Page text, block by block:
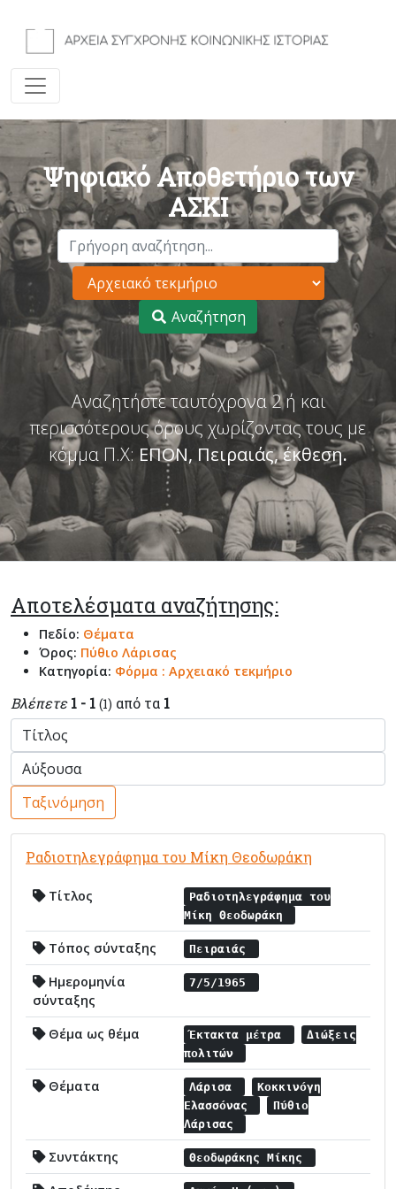
Ψηφιακό Αποθετήριο των
ΑΣΚΙ
Αναζήτηση
Αναζητήστε ταυτόχρονα 2 ή και
περισσότερους όρους χωρίζοντας τους με
κόμμα Π.Χ: ΕΠΟΝ, Πειραιάς, έκθεση.
Αποτελέσματα αναζήτησης:
Πεδίο: Θέματα
Όρος: Πύθιο Λάρισας
Κατηγορία: Φόρμα : Αρχειακό τεκμήριο
Βλέπετε 1 - 1 (1) από τα 1
Ταξινόμηση
Ραδιοτηλεγράφημα του Μίκη Θεοδωράκη
Τίτλος
Ραδιοτηλεγράφημα του
Μίκη Θεοδωράκη
Τόπος σύνταξης Πειραιάς
Ημερομηνία
σύνταξης
7/5/1965
Θέμα ως θέμα Έκτακτα μέτρα
Διώξεις
πολιτών
Θέματα Λάρισα
Κοκκινόγη
Ελασσόνας
Πύθιο
Λάρισας
Συντάκτης Θεοδωράκης Μίκης